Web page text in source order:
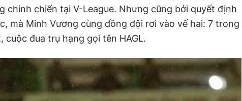
chinh chiến tại V-League. Nhưng cũng bởi quyết định
mà Minh Vương cùng đồng đội rơi vào vế hai: 7 trong
cuộc đua trụ hạng gọi tên HAGL.